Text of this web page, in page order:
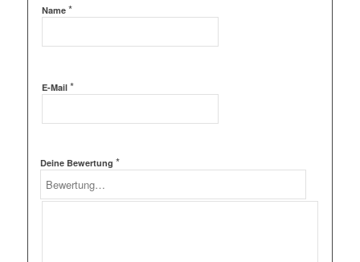
Name *
E-Mail *
Deine Bewertung *